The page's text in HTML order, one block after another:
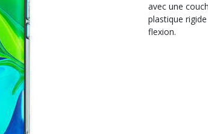
avec une
plastique
flexion.